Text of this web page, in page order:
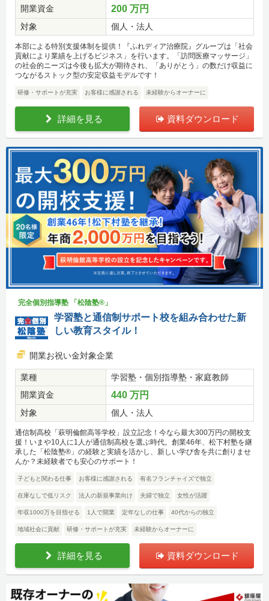
開業資金
200 万円
対象 個人・法人
本部による特別支援体制を提供！『ふれディア治療院』グループは「社会
貢献により業績を上げるビジネス」を行います。「訪問医療マッサージ」
の社会的ニーズは今後も拡大が期待され、「ありがとう」の数だけ収益に
つながるストック型の安定収益モデルです！
研修・サポートが充実 お客様に感謝される 未経験からオーナーに
詳細を見る 資料ダウンロード
完全個別指導塾 「松陰塾®」
学習塾と通信制サポート校を組み合わせた新
しい教育スタイル！
開業お祝い金対象企業
業種
学習塾・個別指導塾・家庭教師
開業資金
440 万円
対象 個人・法人
通信制高校「萩明倫館高等学校」設立記念！今なら最大300万円の開校支
援！いまや10人に1人が通信制高校を選ぶ時代。創業46年、松下村塾を継
承した「松陰塾®」の経験と実績を活かし、新しい学び舎を共に創りませ
んか？未経験者でも安心のサポート！
子どもと関わる仕事 お客様に感謝される 有名フランチャイズで独立
在庫なしで低リスク 法人の新規事業向け 夫婦で独立 女性が活躍
年収1000万を目指せる 1人で開業 定年なしの仕事 40代からの独立
地域社会に貢献 研修・サポートが充実 未経験からオーナーに
詳細を見る 資料ダウンロード